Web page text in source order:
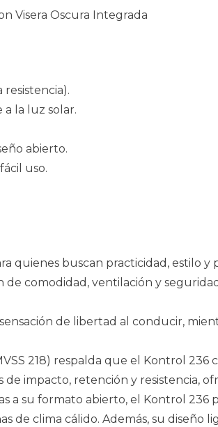
Visera Oscura Integrada
resistencia).
a la luz solar.
abierto.
uso.
quienes buscan practicidad, estilo
comodidad, ventilación y
de libertad al conducir,
218) respalda que el Kontrol
de impacto, retención y resistencia,
a su formato abierto, el Kontrol
de clima cálido. Además, su